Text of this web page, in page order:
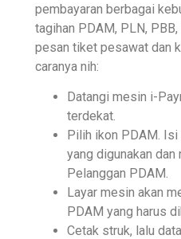
pembayaran berbagai
tagihan PDAM, PLN,
pesan tiket pesawat dan
caranya nih:
Datangi mesin i-
terdekat.
Pilih ikon PDAM. Isi
yang digunakan
Pelanggan PDAM.
Layar mesin akan
PDAM yang harus
Cetak struk, lalu